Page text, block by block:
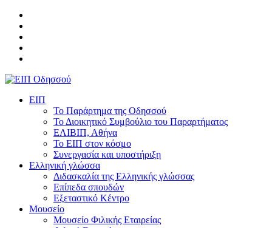
ΕΙΠ
Το Παράρτημα της Οδησσού
Το Διοικητικό Συμβούλιο του Παραρτήματος
ΕΛΙΒΙΠ, Αθήνα
Το ΕΙΠ στον κόσμο
Συνεργασία και υποστήριξη
Ελληνική γλώσσα
Διδασκαλία της Ελληνικής γλώσσας
Επίπεδα σπουδών
Εξεταστικό Κέντρο
Μουσείο
Μουσείο Φιλικής Εταιρείας